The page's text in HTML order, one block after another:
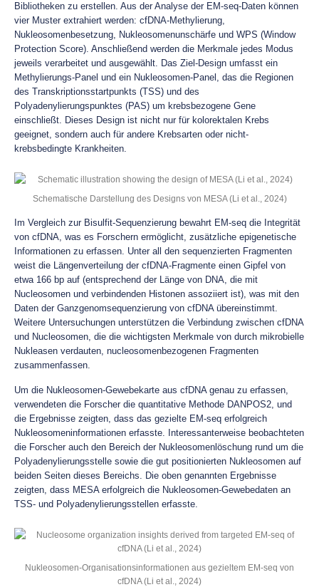
Bibliotheken zu erstellen. Aus der Analyse der EM-seq-Daten können
vier Muster extrahiert werden: cfDNA-Methylierung,
Nukleosomenbesetzung, Nukleosomenunschärfe und WPS (Window
Protection Score). Anschließend werden die Merkmale jedes Modus
jeweils verarbeitet und ausgewählt. Das Ziel-Design umfasst ein
Methylierungs-Panel und ein Nukleosomen-Panel, das die Regionen
des Transkriptionsstartpunkts (TSS) und des
Polyadenylierungspunktes (PAS) um krebsbezogene Gene
einschließt. Dieses Design ist nicht nur für kolorektalen Krebs
geeignet, sondern auch für andere Krebsarten oder nicht-
krebsbedingte Krankheiten.
Schematische Darstellung des Designs von MESA (Li et al., 2024)
Im Vergleich zur Bisulfit-Sequenzierung bewahrt EM-seq die Integrität
von cfDNA, was es Forschern ermöglicht, zusätzliche epigenetische
Informationen zu erfassen. Unter all den sequenzierten Fragmenten
weist die Längenverteilung der cfDNA-Fragmente einen Gipfel von
etwa 166 bp auf (entsprechend der Länge von DNA, die mit
Nucleosomen und verbindenden Histonen assoziiert ist), was mit den
Daten der Ganzgenomsequenzierung von cfDNA übereinstimmt.
Weitere Untersuchungen unterstützen die Verbindung zwischen cfDNA
und Nucleosomen, die die wichtigsten Merkmale von durch mikrobielle
Nukleasen verdauten, nucleosomenbezogenen Fragmenten
zusammenfassen.
Um die Nukleosomen-Gewebekarte aus cfDNA genau zu erfassen,
verwendeten die Forscher die quantitative Methode DANPOS2, und
die Ergebnisse zeigten, dass das gezielte EM-seq erfolgreich
Nukleosomeninformationen erfasste. Interessanterweise beobachteten
die Forscher auch den Bereich der Nukleosomenlöschung rund um die
Polyadenylierungsstelle sowie die gut positionierten Nukleosomen auf
beiden Seiten dieses Bereichs. Die oben genannten Ergebnisse
zeigten, dass MESA erfolgreich die Nukleosomen-Gewebedaten an
TSS- und Polyadenylierungsstellen erfasste.
Nukleosomen-Organisationsinformationen aus gezieltem EM-seq von
cfDNA (Li et al., 2024)